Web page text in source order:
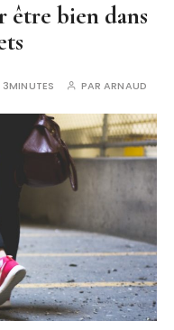
être bien dans
3MINUTES PARARNAUD